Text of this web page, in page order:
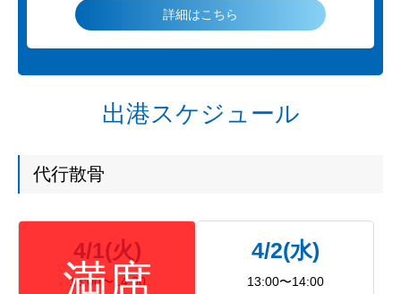
詳細はこちら
出港スケジュール
代行散骨
4/1(火)
13:00〜14:00
4/2(水)
13:00〜14:00